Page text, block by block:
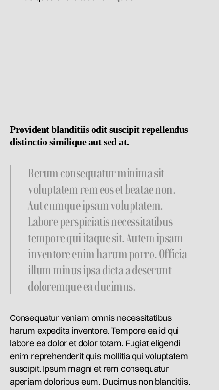
Provident blanditiis odit suscipit repellendus
distinctio similique aut sed at.
Rerum consequatur minima sit
voluptatem rem eos et beatae non.
Aut cumque ipsam voluptatem.
Labore perspiciatis necessitatibus
tempore qui itaque sit. Autem ipsam
inventore enim harum porro. Officia
illum minus ipsa dicta a deserunt
doloremque ea ducimus.
Consequatur veniam omnis necessitatibus
harum expedita inventore. Tempore ea id qui
labore ea dolor et dolor totam. Fugiat eligendi
enim reprehenderit quis mollitia qui voluptatem
suscipit. Ipsum magni et rem consequatur
aperiam doloribus eum. Ducimus non blanditiis.